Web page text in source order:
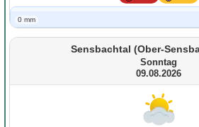
0 mm
Sensbachtal (Ober-
Sonntag
09.08.2026